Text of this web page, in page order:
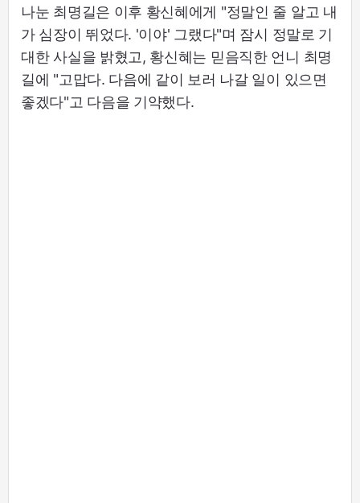
나눈 최명길은 이후 황신혜에게 "정말인 줄 알고 내
가 심장이 뛰었다. '이야' 그랬다"며 잠시 정말로 기
대한 사실을 밝혔고, 황신혜는 믿음직한 언니 최명
길에 "고맙다. 다음에 같이 보러 나갈 일이 있으면
좋겠다"고 다음을 기약했다.